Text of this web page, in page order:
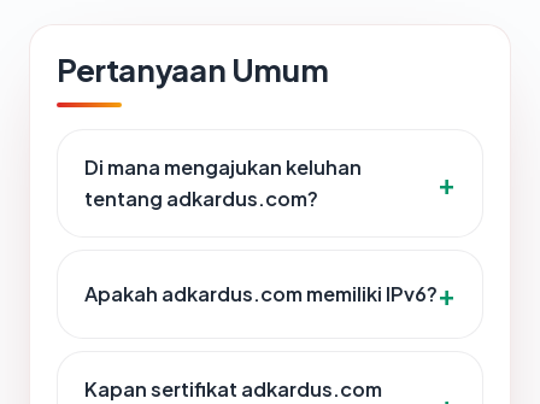
Pertanyaan Umum
Di mana mengajukan keluhan
tentang adkardus.com?
Apakah adkardus.com memiliki IPv6?
Kapan sertifikat adkardus.com